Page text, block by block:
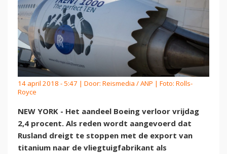
14 april 2018 - 5:47 | Door: Reismedia / ANP | Foto: Rolls-
Royce
NEW YORK - Het aandeel Boeing verloor vrijdag
2,4 procent. Als reden wordt aangevoerd dat
Rusland dreigt te stoppen met de export van
titanium naar de vliegtuigfabrikant als